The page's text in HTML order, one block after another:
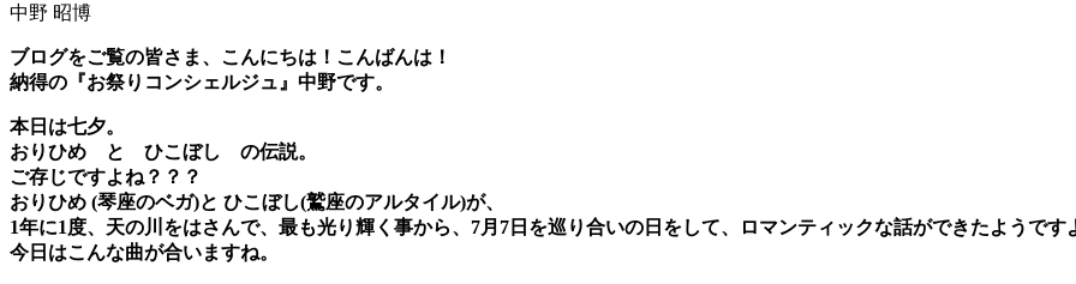
中野 昭博
ブログをご覧の皆さま、こんにちは！こんばんは！
納得の『お祭りコンシェルジュ』中野です。
本日は七夕。
おりひめ と ひこぼし の伝説。
ご存じですよね？？？
おりひめ (琴座のベガ)と ひこぼし(鷲座のアルタイル)が、
1年に1度、天の川をはさんで、最も光り輝く事から、7月7日を巡り合いの日をして、ロマンティックな話ができたようで
今日はこんな曲が合いますね。